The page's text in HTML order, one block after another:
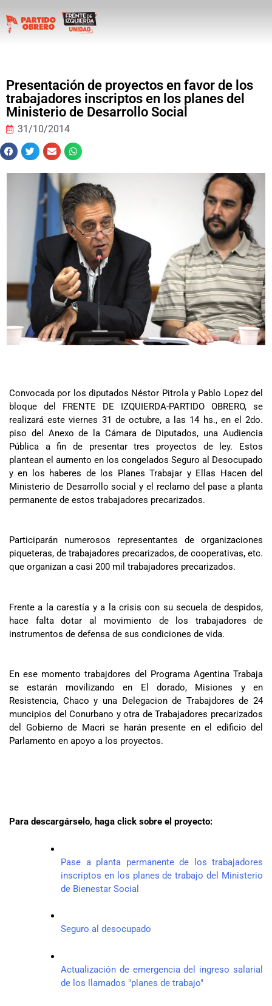
Presentación de proyectos en favor de los
trabajadores inscriptos en los planes del
Ministerio de Desarrollo Social
31/10/2014
Convocada por los diputados Néstor Pitrola y Pablo Lopez del
bloque del FRENTE DE IZQUIERDA-PARTIDO OBRERO, se
realizará este viernes 31 de octubre, a las 14 hs., en el 2do.
piso del Anexo de la Cámara de Diputados, una Audiencia
Pública a fin de presentar tres proyectos de ley. Estos
plantean el aumento en los congelados Seguro al Desocupado
y en los haberes de los Planes Trabajar y Ellas Hacen del
Ministerio de Desarrollo social y el reclamo del pase a planta
permanente de estos trabajadores precarizados.
Participarán numerosos representantes de organizaciones
piqueteras, de trabajadores precarizados, de cooperativas, etc.
que organizan a casi 200 mil trabajadores precarizados.
Frente a la carestía y a la crisis con su secuela de despidos,
hace falta dotar al movimiento de los trabajadores de
instrumentos de defensa de sus condiciones de vida.
En ese momento trabajdores del Programa Agentina Trabaja
se estarán movilizando en El dorado, Misiones y en
Resistencia, Chaco y una Delegacion de Trabajdores de 24
muncipios del Conurbano y otra de Trabajadores precarizados
del Gobierno de Macri se harán presente en el edificio del
Parlamento en apoyo a los proyectos.
Para descargárselo, haga click sobre el proyecto:
Pase a planta permanente de los trabajadores
inscriptos en los planes de trabajo del Ministerio
de Bienestar Social
Seguro al desocupado
Actualización de emergencia del ingreso salarial
de los llamados "planes de trabajo"